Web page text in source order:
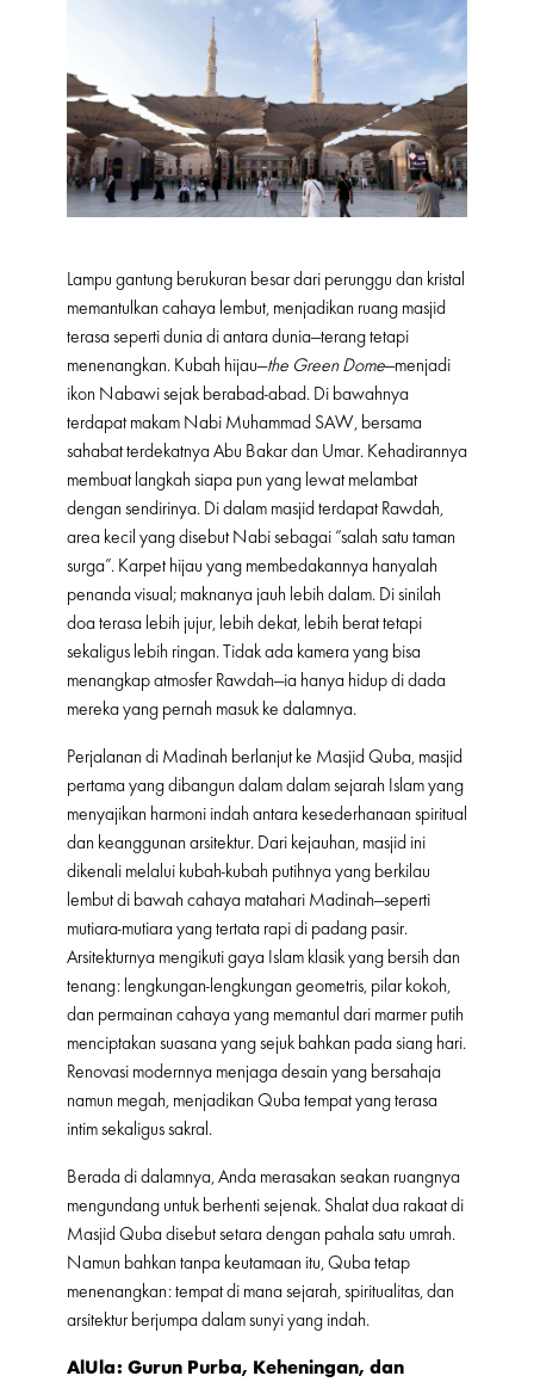
Lampu gantung berukuran besar dari perunggu dan kristal
memantulkan cahaya lembut, menjadikan ruang masjid
terasa seperti dunia di antara dunia—terang tetapi
menenangkan. Kubah hijau—the Green Dome—menjadi
ikon Nabawi sejak berabad-abad. Di bawahnya
terdapat makam Nabi Muhammad SAW, bersama
sahabat terdekatnya Abu Bakar dan Umar. Kehadirannya
membuat langkah siapa pun yang lewat melambat
dengan sendirinya. Di dalam masjid terdapat Rawdah,
area kecil yang disebut Nabi sebagai “salah satu taman
surga”. Karpet hijau yang membedakannya hanyalah
penanda visual; maknanya jauh lebih dalam. Di sinilah
doa terasa lebih jujur, lebih dekat, lebih berat tetapi
sekaligus lebih ringan. Tidak ada kamera yang bisa
menangkap atmosfer Rawdah—ia hanya hidup di dada
mereka yang pernah masuk ke dalamnya.
Perjalanan di Madinah berlanjut ke Masjid Quba, masjid
pertama yang dibangun dalam dalam sejarah Islam yang
menyajikan harmoni indah antara kesederhanaan spiritual
dan keanggunan arsitektur. Dari kejauhan, masjid ini
dikenali melalui kubah-kubah putihnya yang berkilau
lembut di bawah cahaya matahari Madinah—seperti
mutiara-mutiara yang tertata rapi di padang pasir.
Arsitekturnya mengikuti gaya Islam klasik yang bersih dan
tenang: lengkungan-lengkungan geometris, pilar kokoh,
dan permainan cahaya yang memantul dari marmer putih
menciptakan suasana yang sejuk bahkan pada siang hari.
Renovasi modernnya menjaga desain yang bersahaja
namun megah, menjadikan Quba tempat yang terasa
intim sekaligus sakral.
Berada di dalamnya, Anda merasakan seakan ruangnya
mengundang untuk berhenti sejenak. Shalat dua rakaat di
Masjid Quba disebut setara dengan pahala satu umrah.
Namun bahkan tanpa keutamaan itu, Quba tetap
menenangkan: tempat di mana sejarah, spiritualitas, dan
arsitektur berjumpa dalam sunyi yang indah.
AlUla: Gurun Purba, Keheningan, dan